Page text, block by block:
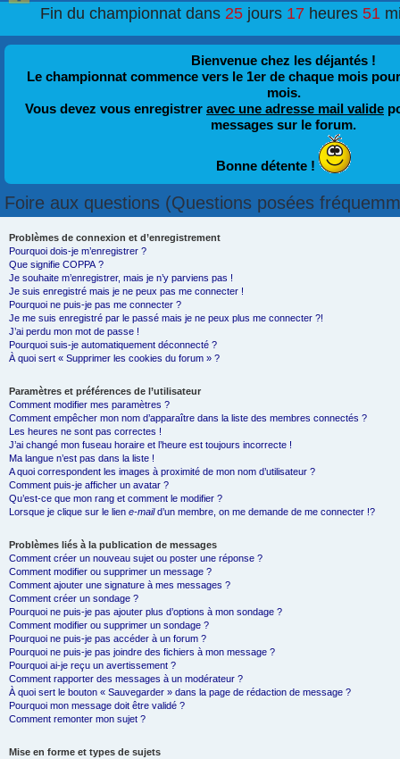
Fin du championnat dans25 jours17 heures51
Bienvenue chez les déjantés !
Le championnat commence vers le 1er de chaque mois
mois.
Vous devez vous enregistrer avec une adresse mail valide
messages sur le forum.
Bonne détente !
Foire aux questions (Questions posées
Problèmes de connexion et d’enregistrement
Pourquoi dois-je m’enregistrer ?
Que signifie COPPA ?
Je souhaite m’enregistrer, mais je n’y parviens pas !
Je suis enregistré mais je ne peux pas me connecter !
Pourquoi ne puis-je pas me connecter ?
Je me suis enregistré par le passé mais je ne peux plus me connecter ?!
J’ai perdu mon mot de passe !
Pourquoi suis-je automatiquement déconnecté ?
À quoi sert « Supprimer les cookies du forum » ?
Paramètres et préférences de l’utilisateur
Comment modifier mes paramètres ?
Comment empêcher mon nom d’apparaître dans la liste des membres connectés ?
Les heures ne sont pas correctes !
J’ai changé mon fuseau horaire et l’heure est toujours incorrecte !
Ma langue n’est pas dans la liste !
A quoi correspondent les images à proximité de mon nom d’utilisateur ?
Comment puis-je afficher un avatar ?
Qu’est-ce que mon rang et comment le modifier ?
Lorsque je clique sur le lien e-maild’un membre, on me demande de me connecter !?
Problèmes liés à la publication de messages
Comment créer un nouveau sujet ou poster une réponse ?
Comment modifier ou supprimer un message ?
Comment ajouter une signature à mes messages ?
Comment créer un sondage ?
Pourquoi ne puis-je pas ajouter plus d’options à mon sondage ?
Comment modifier ou supprimer un sondage ?
Pourquoi ne puis-je pas accéder à un forum ?
Pourquoi ne puis-je pas joindre des fichiers à mon message ?
Pourquoi ai-je reçu un avertissement ?
Comment rapporter des messages à un modérateur ?
À quoi sert le bouton « Sauvegarder » dans la page de rédaction de message ?
Pourquoi mon message doit être validé ?
Comment remonter mon sujet ?
Mise en forme et types de sujets